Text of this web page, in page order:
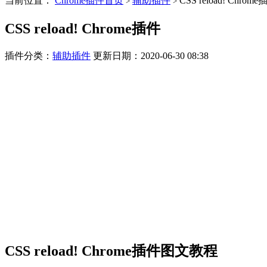
CSS reload! Chrome插件
插件分类： 辅助插件 更新日期：2020-06-30 08:38
CSS reload! Chrome插件图文教程